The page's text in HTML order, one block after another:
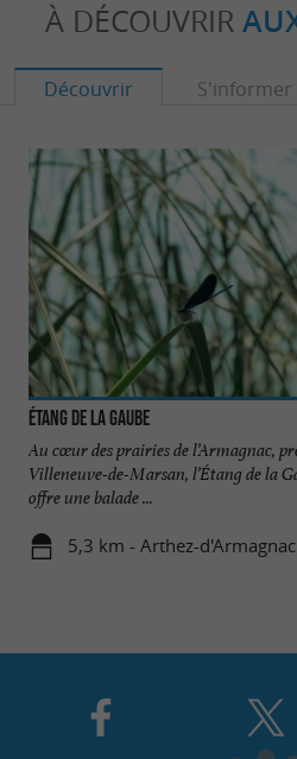
À DÉCOUVRIR
Découvrir S'informer
Étang de la Gaube
Au cœur des prairies de l’Armagnac,
Villeneuve-de-Marsan, l’Étang de la
offre une balade ...
5,3 km - Arthez-d'Armagnac